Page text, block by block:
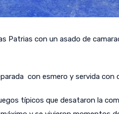
con un asado de
con esmero y servida
típicos que desataron la